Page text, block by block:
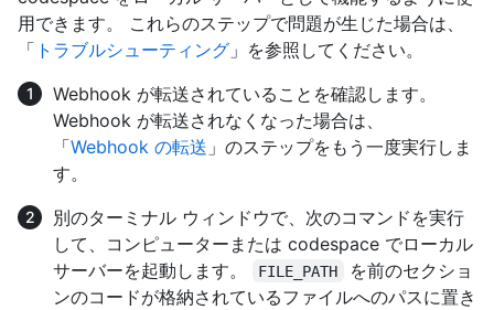
用できます。 これらのステップで問題が生じた場合は、
「 トラブルシューティング 」を参照してください。
Webhook が転送されていることを確認します。
Webhook が転送されなくなった場合は、
「Webhook の転送 」のステップをもう一度実行しま
す。
別のターミナル ウィンドウで、次のコマンドを実行
して、コンピューターまたは codespace でローカル
サーバーを起動します。
FILE_PATH
を前のセクショ
ンのコードが格納されているファイルへのパスに置き